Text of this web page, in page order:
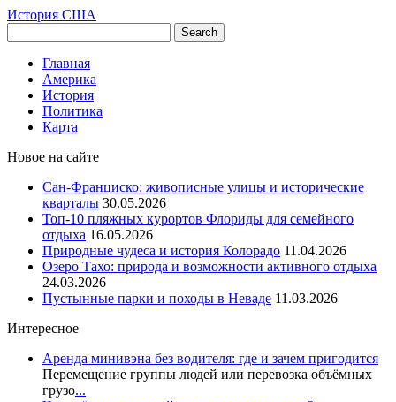
История США
Главная
Америка
История
Политика
Карта
Новое на сайте
Сан-Франциско: живописные улицы и исторические
кварталы 30.05.2026
Топ-10 пляжных курортов Флориды для семейного
отдыха 16.05.2026
Природные чудеса и история Колорадо 11.04.2026
Озеро Тахо: природа и возможности активного отдыха
24.03.2026
Пустынные парки и походы в Неваде 11.03.2026
Интересное
Аренда минивэна без водителя: где и зачем пригодится
Перемещение группы людей или перевозка объёмных
грузо...